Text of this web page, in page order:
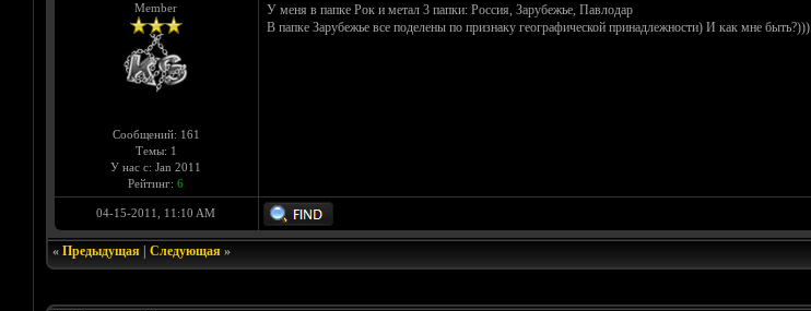
Member
Сообщений: 161
Темы: 1
У нас с: Jan 2011
Рейтинг: 6
У меня в папке Рок и метал 3 папки: Россия, Зарубежье, Павлодар
В папке Зарубежье все поделены по признаку географической принадлежности) И как мне быть?)))
04-15-2011, 11:10 AM
« Предыдущая| Следующая»